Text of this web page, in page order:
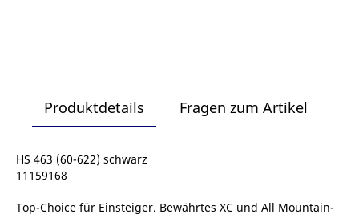
Produktdetails Fragen zum Artikel
HS 463 (60-622) schwarz
11159168
Top-Choice für Einsteiger. Bewährtes XC und All Mountain-